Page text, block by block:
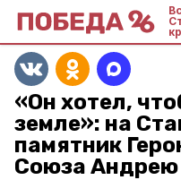
«Он хотел,
земле»: на
памятник
Союза Андрею